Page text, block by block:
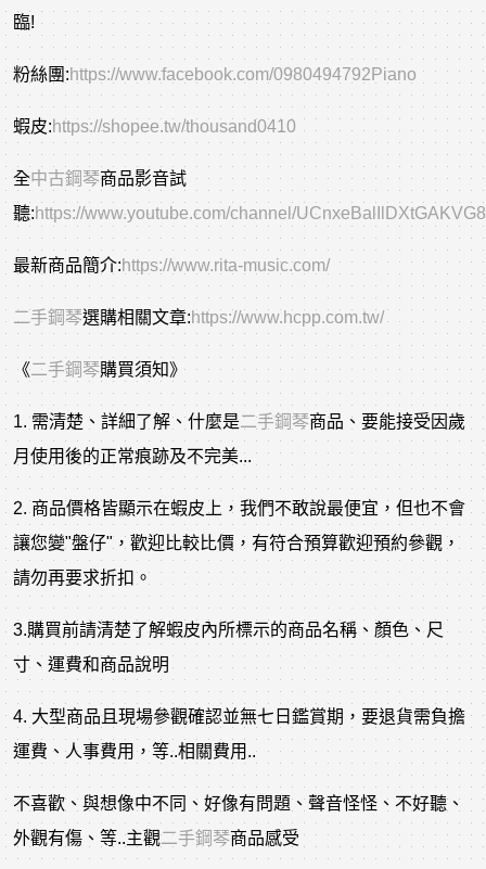
臨!
粉絲團:https://www.facebook.com/0980494792Piano
蝦皮:https://shopee.tw/thousand0410
全中古鋼琴商品影音試
聽:https://www.youtube.com/channel/
最新商品簡介:https://www.rita-music.com/
二手鋼琴選購相關文章:https://www.hcpp.com.tw/
《二手鋼琴購買須知》
1. 需清楚、詳細了解、什麼是二手鋼琴商品、要能接受因歲
月使用後的正常痕跡及不完美...
2. 商品價格皆顯示在蝦皮上，我們不敢說最便宜，但也不會
讓您變"盤仔"，歡迎比較比價，有符合預算歡迎預約參觀，
請勿再要求折扣。
3.購買前請清楚了解蝦皮內所標示的商品名稱、顏色、尺
寸、運費和商品說明
4. 大型商品且現場參觀確認並無七日鑑賞期，要退貨需負擔
運費、人事費用，等..相關費用..
不喜歡、與想像中不同、好像有問題、聲音怪怪、不好聽、
外觀有傷、等..主觀二手鋼琴商品感受